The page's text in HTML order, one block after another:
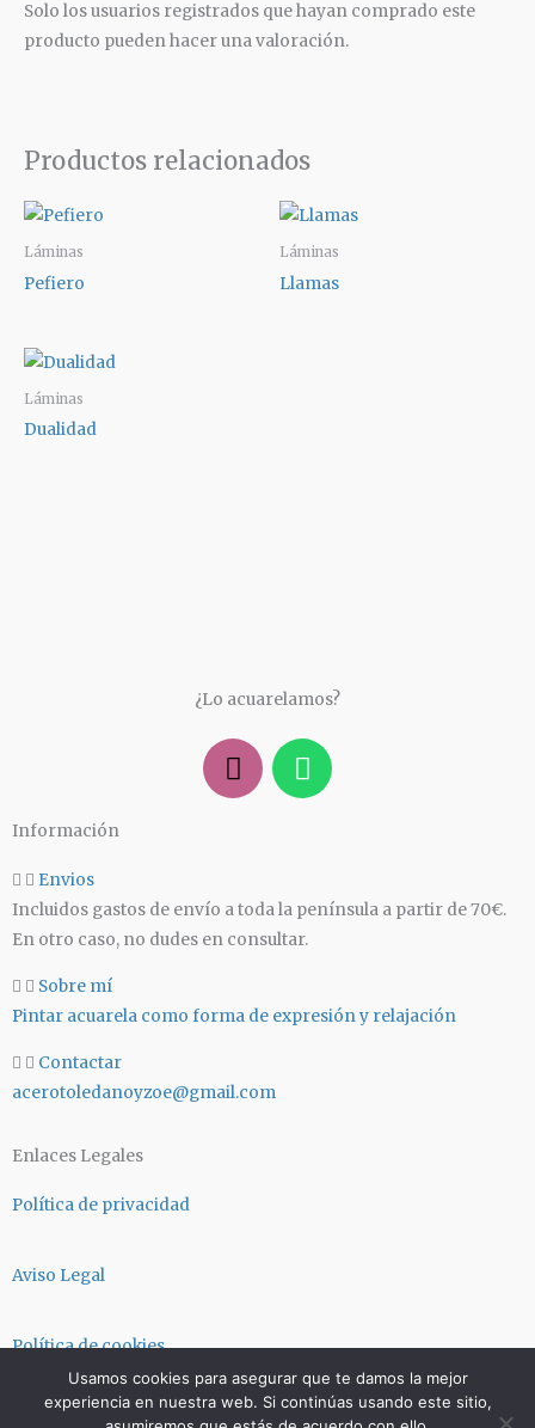
Solo los usuarios registrados que hayan comprado este
producto pueden hacer una valoración.
Productos relacionados
Láminas
Pefiero
Láminas
Llamas
Láminas
Dualidad
¿Lo acuarelamos?
I
n
s
g
r
W
h
a
a
p
Información
Envios
Incluidos gastos de envío a toda la península a partir de 70€.
En otro caso, no dudes en consultar.
Sobre mí
Pintar acuarela como forma de expresión y relajación
Contactar
acerotoledanoyzoe@gmail.com
Enlaces Legales
Política de privacidad
Aviso Legal
Política de cookies
Términos y condiciones
Usamos cookies para asegurar que te damos la mejor
experiencia en nuestra web. Si continúas usando este sitio,